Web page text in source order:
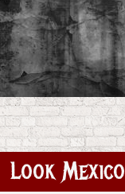
Look Mexico